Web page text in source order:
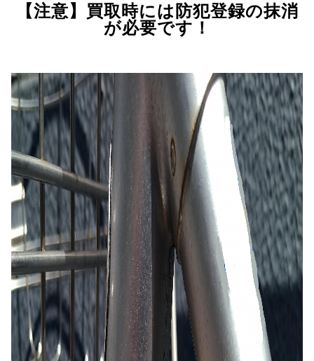
【注意】買取時には防犯登録の抹消
が必要です！